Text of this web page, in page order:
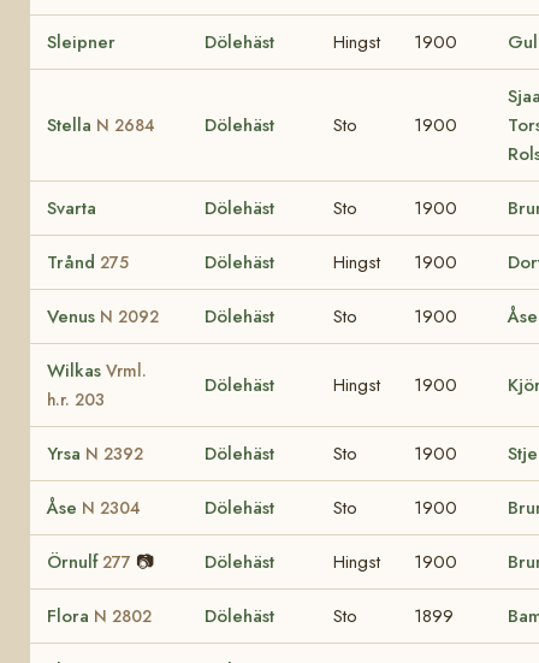
Sleipner Dölehäst Hingst 1900
Stella N 2684 Dölehäst Sto 1900
Svarta Dölehäst Sto 1900
Trånd 275 Dölehäst Hingst 1900
Venus N 2092 Dölehäst Sto 1900 Åse
Wilkas Vrml.
h.r. 203
Dölehäst Hingst 1900
Yrsa N 2392 Dölehäst Sto 1900
Åse N 2304 Dölehäst Sto 1900
Örnulf277 📷 Dölehäst Hingst 1900
Flora N 2802 Dölehäst Sto 1899